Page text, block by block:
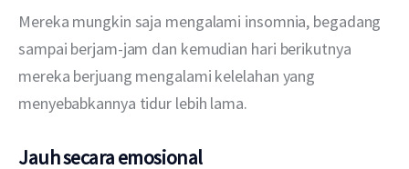
Mereka mungkin saja mengalami insomnia, begadang
sampai berjam-jam dan kemudian hari berikutnya
mereka berjuang mengalami kelelahan yang
menyebabkannya tidur lebih lama.
Jauh secara emosional